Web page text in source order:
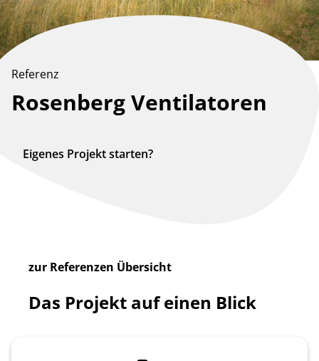
Referenz
Rosenberg Ventilatoren
Eigenes Projekt starten?
zur Referenzen Übersicht
Das Projekt auf einen Blick